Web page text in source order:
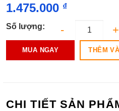
1.475.000 ₫
Số lượng:
MUA NGAY THÊM
CHI TIẾT SẢN